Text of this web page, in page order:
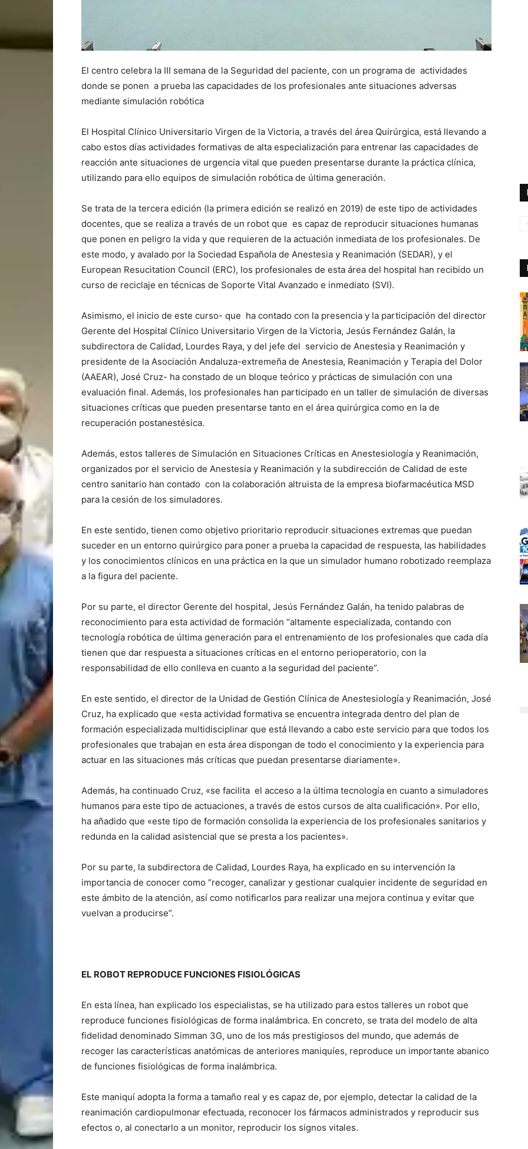
El centro celebra la III semana de la Seguridad del paciente, con un programa de actividades
donde se ponen a prueba las capacidades de los profesionales ante situaciones adversas
mediante simulación robótica
El Hospital Clínico Universitario Virgen de la Victoria, a través del área Quirúrgica, está llevando a
cabo estos días actividades formativas de alta especialización para entrenar las capacidades de
reacción ante situaciones de urgencia vital que pueden presentarse durante la práctica clínica,
utilizando para ello equipos de simulación robótica de última generación.
Se trata de la tercera edición (la primera edición se realizó en 2019) de este tipo de actividades
docentes, que se realiza a través de un robot que es capaz de reproducir situaciones humanas
que ponen en peligro la vida y que requieren de la actuación inmediata de los profesionales. De
este modo, y avalado por la Sociedad Española de Anestesia y Reanimación (SEDAR), y el
European Resucitation Council (ERC), los profesionales de esta área del hospital han recibido un
curso de reciclaje en técnicas de Soporte Vital Avanzado e inmediato (SVI).
Asimismo, el inicio de este curso- que ha contado con la presencia y la participación del director
Gerente del Hospital Clínico Universitario Virgen de la Victoria, Jesús Fernández Galán, la
subdirectora de Calidad, Lourdes Raya, y del jefe del servicio de Anestesia y Reanimación y
presidente de la Asociación Andaluza-extremeña de Anestesia, Reanimación y Terapia del Dolor
(AAEAR), José Cruz- ha constado de un bloque teórico y prácticas de simulación con una
evaluación final. Además, los profesionales han participado en un taller de simulación de diversas
situaciones críticas que pueden presentarse tanto en el área quirúrgica como en la de
recuperación postanestésica.
Además, estos talleres de Simulación en Situaciones Críticas en Anestesiología y Reanimación,
organizados por el servicio de Anestesia y Reanimación y la subdirección de Calidad de este
centro sanitario han contado con la colaboración altruista de la empresa biofarmacéutica MSD
para la cesión de los simuladores.
En este sentido, tienen como objetivo prioritario reproducir situaciones extremas que puedan
suceder en un entorno quirúrgico para poner a prueba la capacidad de respuesta, las habilidades
y los conocimientos clínicos en una práctica en la que un simulador humano robotizado reemplaza
a la figura del paciente.
Por su parte, el director Gerente del hospital, Jesús Fernández Galán, ha tenido palabras de
reconocimiento para esta actividad de formación “altamente especializada, contando con
tecnología robótica de última generación para el entrenamiento de los profesionales que cada día
tienen que dar respuesta a situaciones críticas en el entorno perioperatorio, con la
responsabilidad de ello conlleva en cuanto a la seguridad del paciente”.
En este sentido, el director de la Unidad de Gestión Clínica de Anestesiología y Reanimación, José
Cruz, ha explicado que «esta actividad formativa se encuentra integrada dentro del plan de
formación especializada multidisciplinar que está llevando a cabo este servicio para que todos los
profesionales que trabajan en esta área dispongan de todo el conocimiento y la experiencia para
actuar en las situaciones más críticas que puedan presentarse diariamente».
Además, ha continuado Cruz, «se facilita el acceso a la última tecnología en cuanto a simuladores
humanos para este tipo de actuaciones, a través de estos cursos de alta cualificación». Por ello,
ha añadido que «este tipo de formación consolida la experiencia de los profesionales sanitarios y
redunda en la calidad asistencial que se presta a los pacientes».
Por su parte, la subdirectora de Calidad, Lourdes Raya, ha explicado en su intervención la
importancia de conocer como “recoger, canalizar y gestionar cualquier incidente de seguridad en
este ámbito de la atención, así como notificarlos para realizar una mejora continua y evitar que
vuelvan a producirse”.
EL ROBOT REPRODUCE FUNCIONES FISIOLÓGICAS
En esta línea, han explicado los especialistas, se ha utilizado para estos talleres un robot que
reproduce funciones fisiológicas de forma inalámbrica. En concreto, se trata del modelo de alta
fidelidad denominado Simman 3G, uno de los más prestigiosos del mundo, que además de
recoger las características anatómicas de anteriores maniquíes, reproduce un importante abanico
de funciones fisiológicas de forma inalámbrica.
Este maniquí adopta la forma a tamaño real y es capaz de, por ejemplo, detectar la calidad de la
reanimación cardiopulmonar efectuada, reconocer los fármacos administrados y reproducir sus
efectos o, al conectarlo a un monitor, reproducir los signos vitales.